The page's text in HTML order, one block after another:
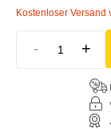
Kostenloser Versand
- +